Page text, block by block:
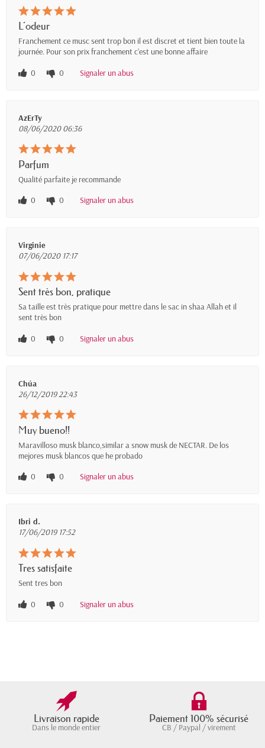
L’odeur
Franchement ce musc sent trop bon il est discret et tient bien toute la
journée. Pour son prix franchement c’est une bonne affaire
0
0 Signaler un abus
AzErTy
08/06/2020 06:36
Parfum
Qualité parfaite je recommande
0
0 Signaler un abus
Virginie
07/06/2020 17:17
Sent très bon, pratique
Sa taille est très pratique pour mettre dans le sac in shaa Allah et il
sent très bon
0
0 Signaler un abus
Chúa
26/12/2019 22:43
Muy bueno!!
Maravilloso musk blanco,similar a snow musk de NECTAR. De los
mejores musk blancos que he probado
0
0 Signaler un abus
Ibri d.
17/06/2019 17:52
Tres satisfaite
Sent tres bon
0
0 Signaler un abus
Livraison rapide
Dans le monde entier
Paiement 100% sécurisé
CB / Paypal / virement